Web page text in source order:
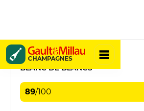
CHAMPAGNES
J.Clément
BLANC DE BLANCS
89/100